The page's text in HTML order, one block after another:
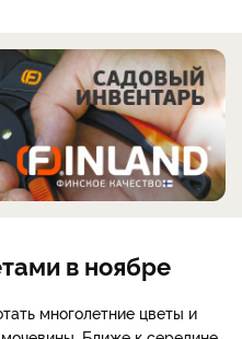
в ноябре
многолетние цветы и